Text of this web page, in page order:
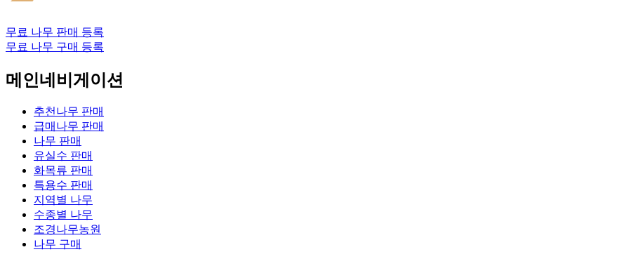
무료 나무 판매 등록
무료 나무 구매 등록
메인네비게이션
추천나무 판매
급매나무 판매
나무 판매
유실수 판매
화목류 판매
특용수 판매
지역별 나무
수종별 나무
조경나무농원
나무 구매